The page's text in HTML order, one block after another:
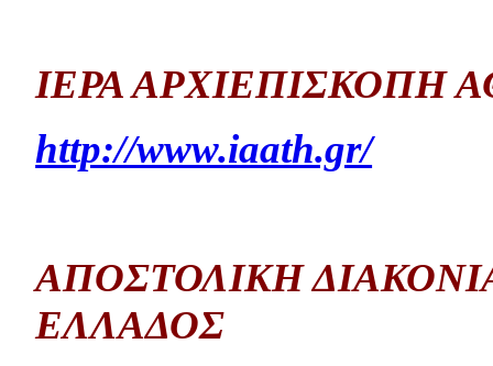
ΙΕΡΑ ΑΡΧΙΕΠΙΣΚΟΠΗ
http://www.iaath.gr/
ΑΠΟΣΤΟΛΙΚΗ
ΕΛΛΑΔΟΣ